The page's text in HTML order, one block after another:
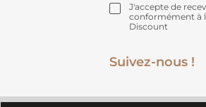
J'accepte de
conformément à
Discount
Suivez-nous !